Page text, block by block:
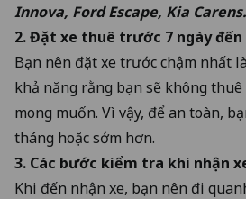
Innova, Ford Escape, Kia
2. Đặt xe thuê trước 7 ngày đến
Bạn nên đặt xe trước chậm nhất
khả năng rằng bạn sẽ không
mong muốn. Vì vậy, để an toàn,
tháng hoặc sớm hơn.
3. Các bước kiểm tra khi nhận
Khi đến nhận xe, bạn nên đi